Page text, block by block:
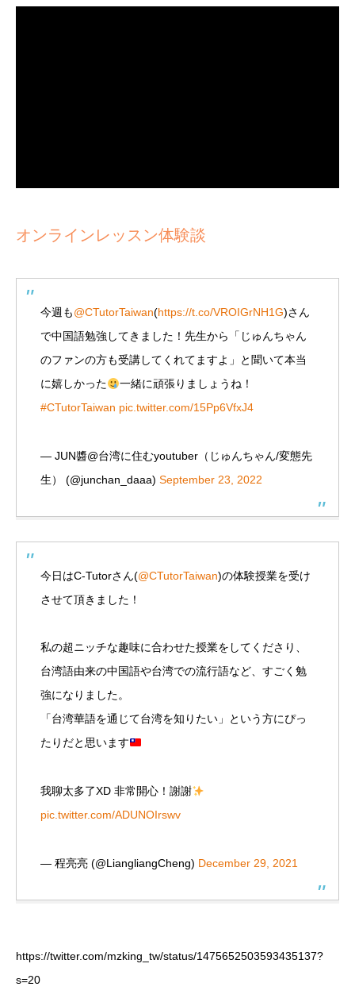
オンラインレッスン体験談
今週も@CTutorTaiwan(https://t.co/VROIGrNH1G)さん
で中国語勉強してきました！先生から「じゅんちゃん
のファンの方も受講してくれてますよ」と聞いて本当
に嬉しかった
一緒に頑張りましょうね！
#CTutorTaiwan pic.twitter.com/15Pp6VfxJ4
— JUN醬@台湾に住むyoutuber（じゅんちゃん/変態先
生） (@junchan_daaa) September 23, 2022
今日はC-Tutorさん(@CTutorTaiwan)の体験授業を受け
させて頂きました！
私の超ニッチな趣味に合わせた授業をしてくださり、
台湾語由来の中国語や台湾での流行語など、すごく勉
強になりました。
「台湾華語を通じて台湾を知りたい」という方にぴっ
たりだと思います
我聊太多了XD 非常開心！謝謝
pic.twitter.com/ADUNOIrswv
— 程亮亮 (@LiangliangCheng) December 29, 2021
https://twitter.com/mzking_tw/status/1475652503593435137?
s=20